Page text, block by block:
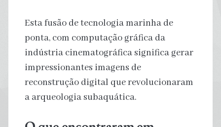
Esta fusão de tecnologia marinha de
ponta, com computação gráfica da
indústria cinematográfica significa gerar
impressionantes imagens de
reconstrução digital que revolucionaram
a arqueologia subaquática.